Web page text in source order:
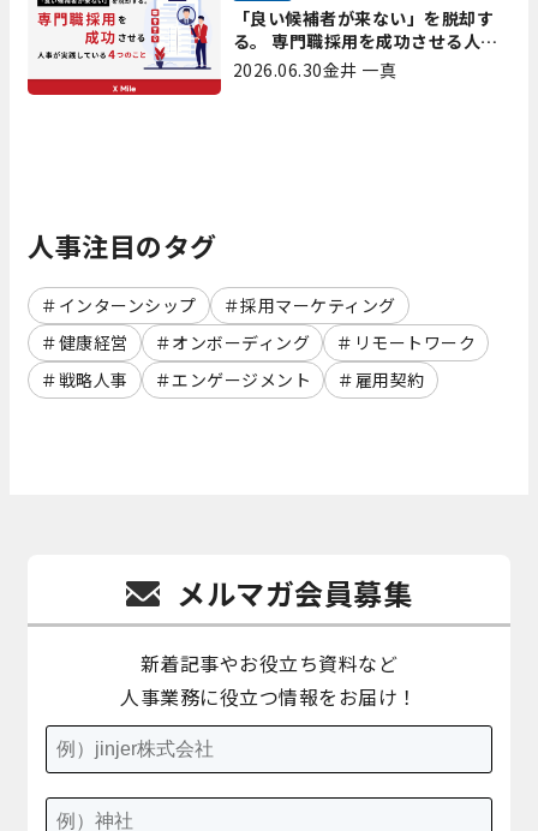
「良い候補者が来ない」を脱却す
る。 専門職採用を成功させる人事
が実践している4つのこと
2026.06.30金井 一真
人事注目のタグ
インターンシップ
採用マーケティング
健康経営
オンボーディング
リモートワーク
戦略人事
エンゲージメント 雇用契約
メルマガ会員募集
新着記事やお役立ち資料など
人事業務に役立つ情報をお届け！